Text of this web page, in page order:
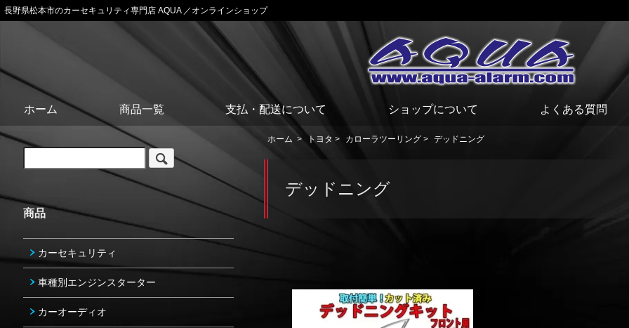
長野県松本市のカーセキュリティ専門店 AQUA ／オンラインショップ
ホーム 商品一覧 支払・配送について ショップについて よくある質問
ホーム > トヨタ > カローラツーリング > デッドニング
デッドニング
商品
カーセキュリティ
車種別エンジンスターター
カーオーディオ